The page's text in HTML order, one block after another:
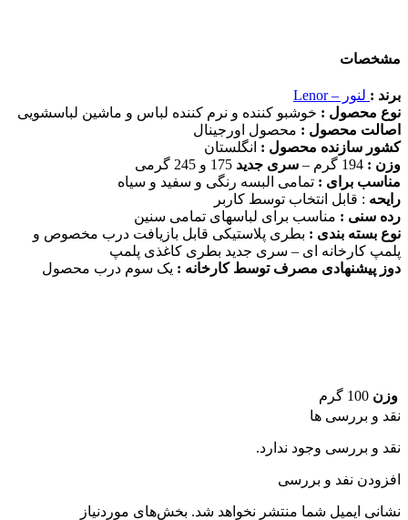
مشخصات
برند : لنور – Lenor
نوع محصول : خوشبو کننده و نرم کننده لباس و ماشین لباسشویی
اصالت محصول : محصول اورجینال
کشور سازنده محصول : انگلستان
وزن :
سری جدید
مناسب برای : تمامی البسه رنگی و سفید و سیاه
رایحه : قابل انتخاب توسط کاربر
رده سنی : مناسب برای لباسهای تمامی سنین
نوع بسته بندی :‌ بطری پلاستیکی قابل بازیافت درب مخصوص و
پلمپ کارخانه ای – سری جدید بطری کاغذی پلمپ
دوز پیشنهادی مصرف توسط کارخانه : یک سوم درب محصول
وزن 100 گرم
نقد و بررسی ها
نقد و بررسی وجود ندارد.
افزودن نفد و بررسی
نشانی ایمیل شما منتشر نخواهد شد. بخش‌های موردنیاز